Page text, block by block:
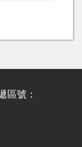
區號：